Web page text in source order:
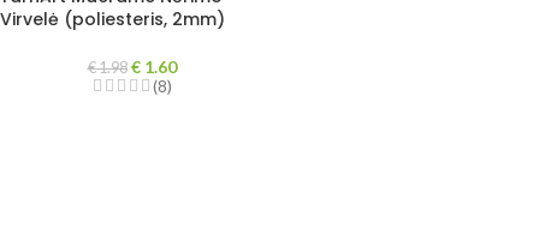
Virvelė (poliesteris, 2mm)
€1.98 €1.60
(8)